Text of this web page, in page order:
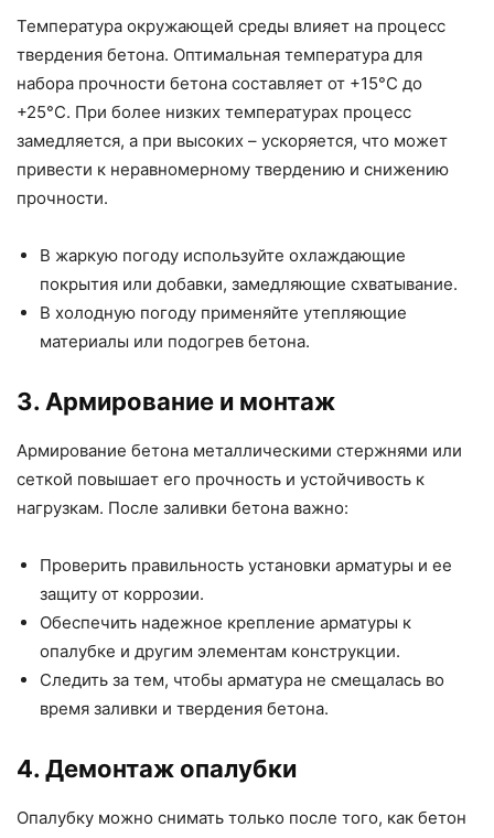
Температура окружающей среды влияет на процесс
твердения бетона. Оптимальная температура для
набора прочности бетона составляет от +15°C до
+25°C. При более низких температурах процесс
замедляется, а при высоких – ускоряется, что может
привести к неравномерному твердению и снижению
прочности.
В жаркую погоду используйте охлаждающие
покрытия или добавки, замедляющие схватывание.
В холодную погоду применяйте утепляющие
материалы или подогрев бетона.
3. Армирование и монтаж
Армирование бетона металлическими стержнями или
сеткой повышает его прочность и устойчивость к
нагрузкам. После заливки бетона важно:
Проверить правильность установки арматуры и ее
защиту от коррозии.
Обеспечить надежное крепление арматуры к
опалубке и другим элементам конструкции.
Следить за тем, чтобы арматура не смещалась во
время заливки и твердения бетона.
4. Демонтаж опалубки
Опалубку можно снимать только после того, как бетон